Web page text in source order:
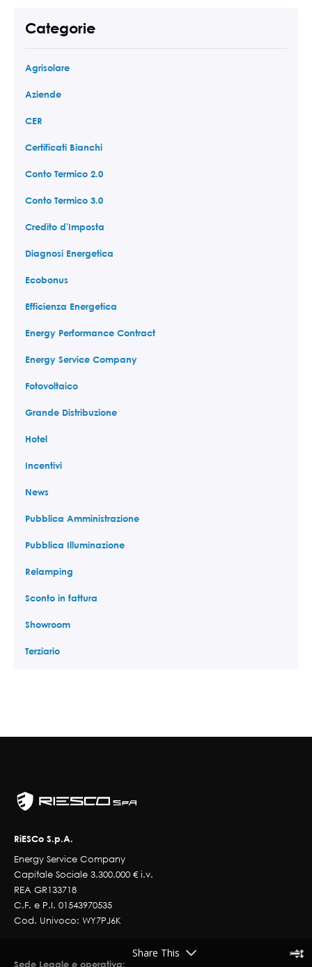
Categorie
Agrisolare
Aziende
CER
Certificati Bianchi
Conto Termico 2.0
Conto Termico 3.0
Credito d'Imposta
Diagnosi Energetica
Ecobonus
Efficienza Energetica
Energy Performance Contract
Energy Service Company
Fotovoltaico
Grande Distribuzione
Hotel
Incentivi
News
Pubblica Amministrazione
Pubblica Illuminazione
Relamping
Sconto in fattura
Showroom
Terziario
RiESCo S.p.A.
Energy Service Company
Capitale Sociale 3.300.000 € i.v.
REA GR133718
C.F. e P.I. 01543970535
Cod. Univoco: WY7PJ6K
Sede Legale e operativa:
Share This